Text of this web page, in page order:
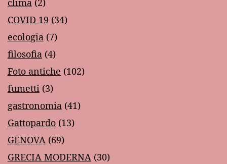
COVID 19 (34)
ecologia (7)
filosofia (4)
Foto antiche (102)
fumetti (3)
gastronomia (41)
Gattopardo (13)
GENOVA (69)
GRECIA MODERNA (30)